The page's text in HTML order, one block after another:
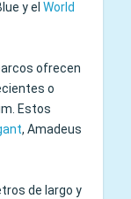
y el World
ofrecen
o
Estos
, Amadeus
de largo y